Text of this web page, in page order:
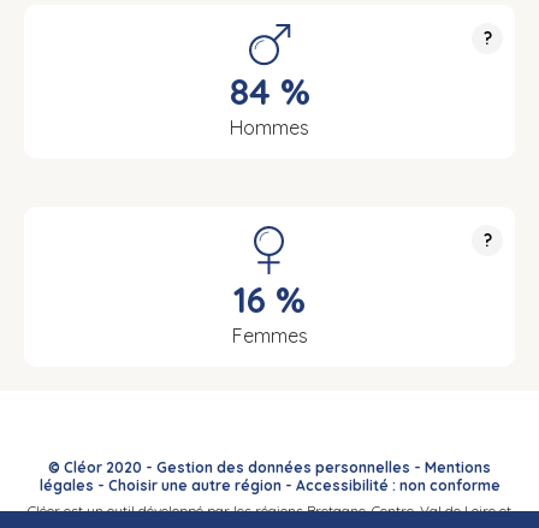
?
84 %
Hommes
?
16 %
Femmes
© Cléor 2020 - Gestion des données personnelles - Mentions
légales - Choisir une autre région- Accessibilité : non conforme
Cléor est un outil développé par les régions Bretagne, Centre-Val de Loire et